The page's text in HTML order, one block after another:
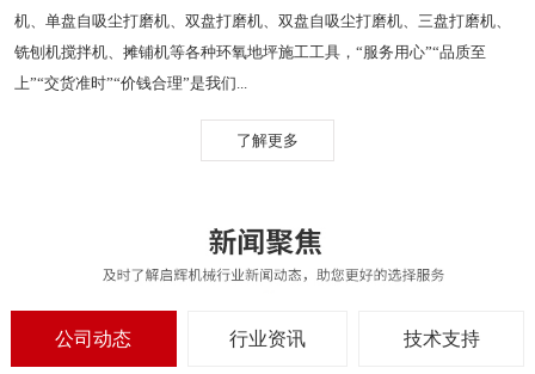
机、单盘自吸尘打磨机、双盘打磨机、双盘自吸尘打磨机、三盘打磨机、
铣刨机搅拌机、摊铺机等各种环氧地坪施工工具，“服务用心”“品质至
上”“交货准时”“价钱合理”是我们...
了解更多
公司动态 行业资讯 技术支持